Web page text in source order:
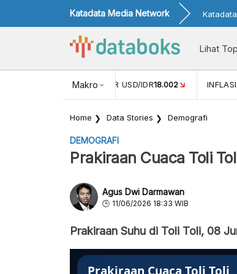
Katadata Media Network
Lihat
Makro
NILAI TUKAR USD/IDR18.002
Home Data Stories Demografi
DEMOGRAFI
Prakiraan Cuaca Toli
Agus Dwi Darmawan
11/06/2026 18:33 WIB
Prakiraan Suhu di Toli Toli, 08